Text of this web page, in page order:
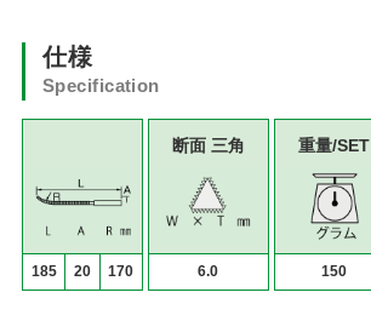
仕様
Specification
185 20 170
断面 三角
6.0
重量/SET
150